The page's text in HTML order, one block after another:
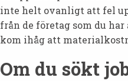
inte helt ovanligt att fel
från de företag som du
kom ihåg att
Om du sökt